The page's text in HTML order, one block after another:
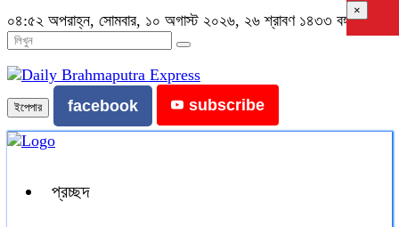
০৪:৫২ অপরাহ্ন, সোমবার, ১০ অগাস্ট ২০২৬, ২৬ শ্রাবণ ১৪৩৩ বঙ্গাব্দ
ইপেপার facebook subscribe
প্রচ্ছদ
×